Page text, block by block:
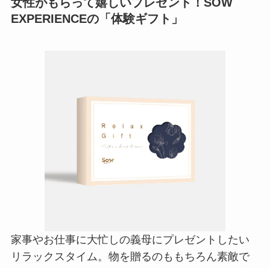
EXPERIENCEの「体験ギフト」
家事やお仕事に大忙しの義母にプレゼントしたい
リラックスタイム。物を贈るのももちろん素敵で